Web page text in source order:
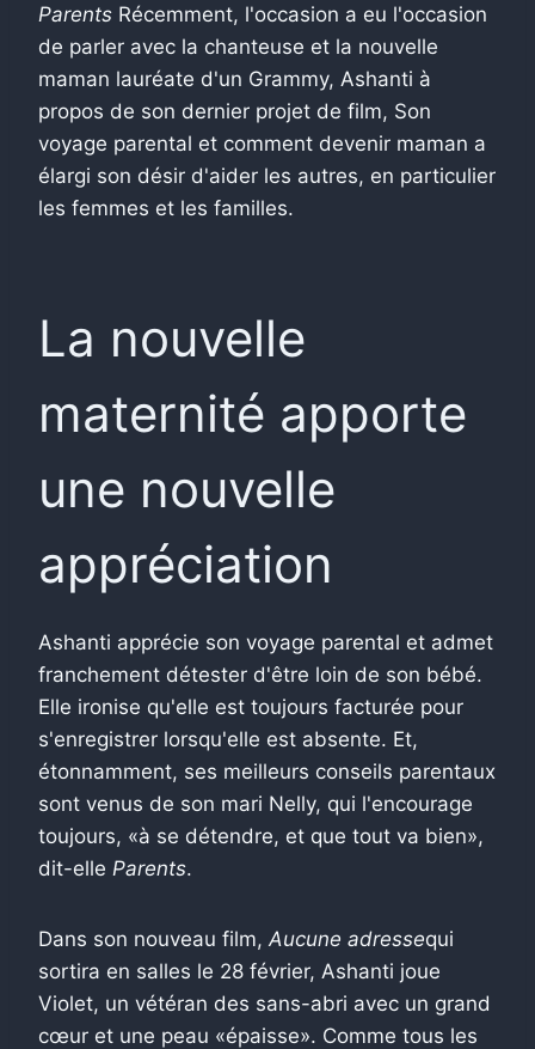
Parents Récemment, l'occasion a eu l'occasion
de parler avec la chanteuse et la nouvelle
maman lauréate d'un Grammy, Ashanti à
propos de son dernier projet de film, Son
voyage parental et comment devenir maman a
élargi son désir d'aider les autres, en particulier
les femmes et les familles.
La nouvelle
maternité apporte
une nouvelle
appréciation
Ashanti apprécie son voyage parental et admet
franchement détester d'être loin de son bébé.
Elle ironise qu'elle est toujours facturée pour
s'enregistrer lorsqu'elle est absente. Et,
étonnamment, ses meilleurs conseils parentaux
sont venus de son mari Nelly, qui l'encourage
toujours, «à se détendre, et que tout va bien»,
dit-elle Parents.
Dans son nouveau film, Aucune adressequi
sortira en salles le 28 février, Ashanti joue
Violet, un vétéran des sans-abri avec un grand
cœur et une peau «épaisse». Comme tous les